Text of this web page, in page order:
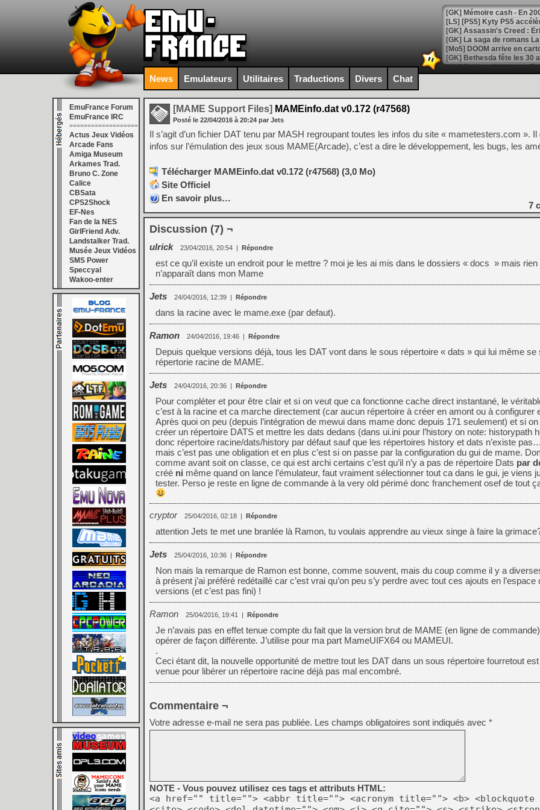
[Mo5] DOOM arrive en
[GK] Bethesda fête les 30
[GK] Roblox : l'action en
[GK] Agenda - GeForce
[LS] [PS5] ps5-y2jb-
[GK] Pourquoi Marvel
[GK] Test : Restory : Chill
[GK] GTA 6 : Rockstar
[GK] Hot Wheels Infinite
[GK] Mémoire cash -
[GK] Résultats Nintendo :
[GK] Déjà des
[Mo5] Brickboy cherche à
[GK] Minecraft et ses «
[GK] Beast of
[GK] Ubisoft : fin de partie
[GK] Mémoire cash -
[GK] Dan Houser (GTA)
[GK] Comment EA Sports
[GK] Crimson Moon : un
[GK] Isle of Reveries : le
[GK] Moonlighter 2 : The
[GK] Capcom relance
[Mo5] Deux inédits du
[GK] Le beat'em up The
[GK] Endless Legend 2 :
[LS] [PS5] Premiers signes
News Emulateurs Utilitaires Traductions Divers Chat
EmuFrance Forum
EmuFrance IRC
===================
Actus Jeux Vidéos
Arcade Fans
Amiga Museum
Arkames Trad.
Bruno C. Zone
Calice
CBSata
CPS2Shock
EF-Nes
Fan de la NES
GirlFriend Adv.
Landstalker Trad.
Musée Jeux Vidéos
SMS Power
Speccyal
Wakoo-enter
[MAME Support Files] MAMEinfo.dat v0.172 (r47568)
Posté le 22/04/2016 à 20:24 par Jets
Il s’agit d’un fichier DAT tenu par MASH regroupant toutes les infos du site « mametesters.com ». Il
infos sur l’émulation des jeux sous MAME(Arcade), c’est a dire le développement, les bugs, les
Télécharger MAMEinfo.dat v0.172 (r47568) (3,0 Mo)
Site Officiel
En savoir plus…
7
Discussion (7) ¬
ulrick 23/04/2016, 20:54 | Répondre
est ce qu’il existe un endroit pour le mettre ? moi je les ai mis dans le dossiers « docs » mais rien
n’apparaît dans mon Mame
Jets 24/04/2016, 12:39 | Répondre
dans la racine avec le mame.exe (par defaut).
Ramon 24/04/2016, 19:46 | Répondre
Depuis quelque versions déjà, tous les DAT vont dans le sous répertoire « dats » qui lui même se
répertorie racine de MAME.
Jets 24/04/2016, 20:36 | Répondre
Pour compléter et pour être clair et si on veut que ca fonctionne cache direct instantané, le
c’est à la racine et ca marche directement (car aucun répertoire à créer en amont ou à configurer
Après quoi on peu (depuis l’intégration de mewui dans mame donc depuis 171 seulement) et si
créer un répertoire DATS et mettre les dats dedans (dans ui.ini pour l’history on note: historypath
donc répertoire racine/dats/history par défaut sauf que les répertoires history et dats n’existe
mais c’est pas une obligation et en plus c’est si on passe par la configuration du gui de mame.
comme avant soit on classe, ce qui est archi certains c’est qu’il n’y a pas de répertoire Dats par
créé ni même quand on lance l’émulateur, faut vraiment sélectionner tout ca dans le gui, je viens
tester. Perso je reste en ligne de commande à la very old périmé donc franchement osef de tout
cryptor 25/04/2016, 02:18 | Répondre
attention Jets te met une branlée là Ramon, tu voulais apprendre au vieux singe à faire la
Jets 25/04/2016, 10:36 | Répondre
Non mais la remarque de Ramon est bonne, comme souvent, mais du coup comme il y a
à présent j’ai préféré redétaillé car c’est vrai qu’on peu s’y perdre avec tout ces ajouts en l’espace
versions (et c’est pas fini) !
Ramon 25/04/2016, 19:41 | Répondre
Je n’avais pas en effet tenue compte du fait que la version brut de MAME (en ligne de
opérer de façon différente. J’utilise pour ma part MameUIFX64 ou MAMEUI.
.
Ceci étant dit, la nouvelle opportunité de mettre tout les DAT dans un sous répertoire fourretout
venue pour libérer un répertoire racine déjà pas mal encombré.
Commentaire ¬
Votre adresse e-mail ne sera pas publiée. Les champs obligatoires sont indiqués avec *
NOTE - Vous pouvez utilisez ces tags et attributs HTML:
<a href="" title=""> <abbr title=""> <acronym title=""> <b> <blockquote